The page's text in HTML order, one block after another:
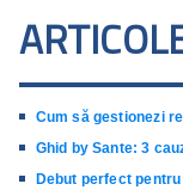
Cum să gestionezi
Ghid by Sante: 3
Debut perfect